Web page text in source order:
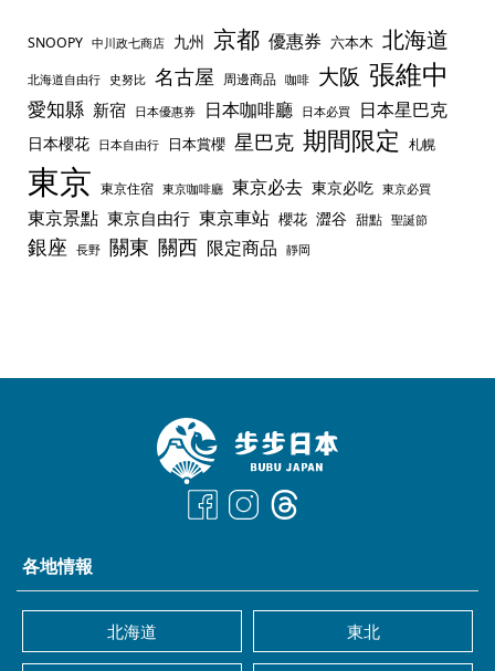
SNOOPY 中川政七商店 九州 京都 優惠券 六本木 北海道
北海道自由行 史努比 名古屋 周邊商品 咖啡 大阪 張維中
愛知縣 新宿 日本優惠券 日本咖啡廳 日本必買 日本星巴克
日本櫻花 日本自由行 日本賞櫻 星巴克 期間限定 札幌
東京 東京住宿 東京咖啡廳 東京必去 東京必吃 東京必買
東京景點 東京自由行 東京車站 櫻花 澀谷 甜點 聖誕節
銀座 長野 關東 關西 限定商品 靜岡
各地情報
北海道 東北